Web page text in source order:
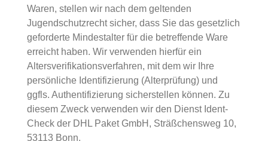
Waren, stellen wir nach dem geltenden
Jugendschutzrecht sicher, dass Sie das gesetzlich
geforderte Mindestalter für die betreffende Ware
erreicht haben. Wir verwenden hierfür ein
Altersverifikationsverfahren, mit dem wir Ihre
persönliche Identifizierung (Alterprüfung) und
ggfls. Authentifizierung sicherstellen können. Zu
diesem Zweck verwenden wir den Dienst Ident-
Check der DHL Paket GmbH, Sträßchensweg 10,
53113 Bonn.